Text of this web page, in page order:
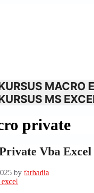
MACRO
MS
private
Vba
by farhadia